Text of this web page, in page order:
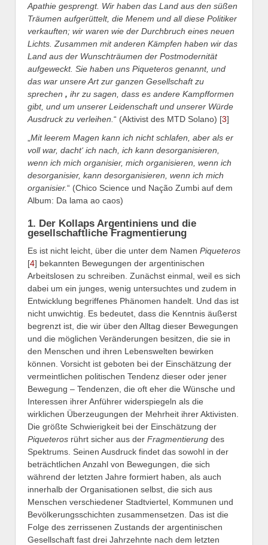
Apathie gesprengt. Wir haben das Land aus den süßen
Träumen aufgerüttelt, die Menem und all diese Politiker
verkauften; wir waren wie der Durchbruch eines neuen
Lichts. Zusammen mit anderen Kämpfen haben wir das
Land aus der Wunschträumen der Postmodernität
aufgeweckt. Sie haben uns Piqueteros genannt, und
das war unsere Art zur ganzen Gesellschaft zu
sprechen , ihr zu sagen, dass es andere Kampfformen
gibt, und um unserer Leidenschaft und unserer Würde
Ausdruck zu verleihen. “ (Aktivist des MTD Solano) [3]
Mit leerem Magen kann ich nicht schlafen, aber als er
voll war, dacht‘ ich nach, ich kann desorganisieren,
wenn ich mich organisier, mich organisieren, wenn ich
desorganisier, kann desorganisieren, wenn ich mich
organisier.“ (Chico Science und Nação Zumbi auf dem
Album: Da lama ao caos)
1. Der Kollaps Argentiniens und die
gesellschaftliche Fragmentierung
Es ist nicht leicht, über die unter dem Namen Piqueteros
[4] bekannten Bewegungen der argentinischen
Arbeitslosen zu schreiben. Zunächst einmal, weil es sich
dabei um ein junges, wenig untersuchtes und zudem in
Entwicklung begriffenes Phänomen handelt. Und das ist
nicht unwichtig. Es bedeutet, dass die Kenntnis äußerst
begrenzt ist, die wir über den Alltag dieser Bewegungen
und die möglichen Veränderungen besitzen, die sie in
den Menschen und ihren Lebenswelten bewirken
können. Vorsicht ist geboten bei der Einschätzung der
vermeintlichen politischen Tendenz dieser oder jener
Bewegung – Tendenzen, die oft eher die Wünsche und
Interessen ihrer Anführer widerspiegeln als die
wirklichen Überzeugungen der Mehrheit ihrer Aktivisten.
Die größte Schwierigkeit bei der Einschätzung der
Piqueteros rührt sicher aus der Fragmentierung des
Spektrums. Seinen Ausdruck findet das sowohl in der
beträchtlichen Anzahl von Bewegungen, die sich
während der letzten Jahre formiert haben, als auch
innerhalb der Organisationen selbst, die sich aus
Menschen verschiedener Stadtviertel, Kommunen und
Bevölkerungsschichten zusammensetzen. Das ist die
Folge des zerrissenen Zustands der argentinischen
Gesellschaft fast drei Jahrzehnte nach dem letzten